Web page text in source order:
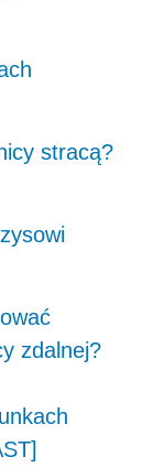
stracą?
zdalnej?